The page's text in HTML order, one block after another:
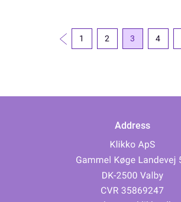
1 2 3 4
Address